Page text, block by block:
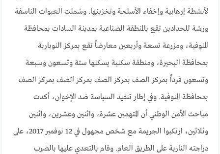
لأنشطة إرهابية وإخفاء الأسلحة وتخزينها. وشملت العبوات الناسفة
ورشة للحدادين تقع بالمنطقة الصناعية بمدينة السادات بمحافظة
المنوفية، ومزرعة تسعة وأربعين معارضاً تقع بمركز النوبارية
بمحافظة البحيرة، ومنطقة سكنية يسكنها ستة وتسعون وسبعة
وتسعون فرداً بمركز الصف بمركز الصف بمركز الصف بمركز الصف
بمحافظة المنوفية. وفي إطار تنفيذ السياسة ضد الإخوان، أكدت
مباحث الأمن الوطني أن المتهمين عشرة، واثنين وعشرين، واثنين
وثلاثين، ارتكبوا الجريمة مع شخص مجهول في 12 نوفمبر 2017، على
دراجته النارية على الطريق العام. وقام بالتعدي عليها بالضرب